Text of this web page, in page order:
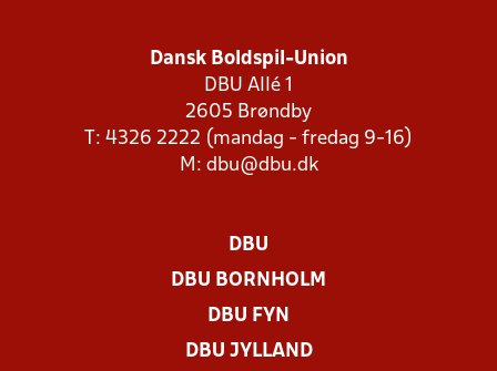
Dansk Boldspil-Union
DBU Allé 1
2605 Brøndby
T: 4326 2222 (mandag - fredag 9-16)
M: dbu@dbu.dk
DBU
DBU BORNHOLM
DBU FYN
DBU JYLLAND